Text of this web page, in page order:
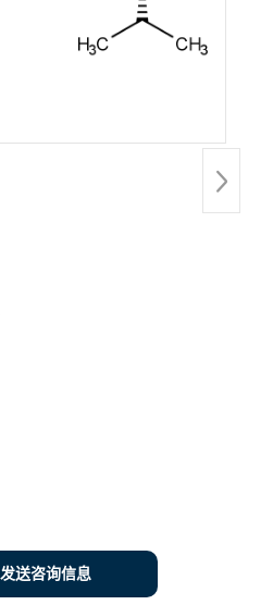
发送咨询信息